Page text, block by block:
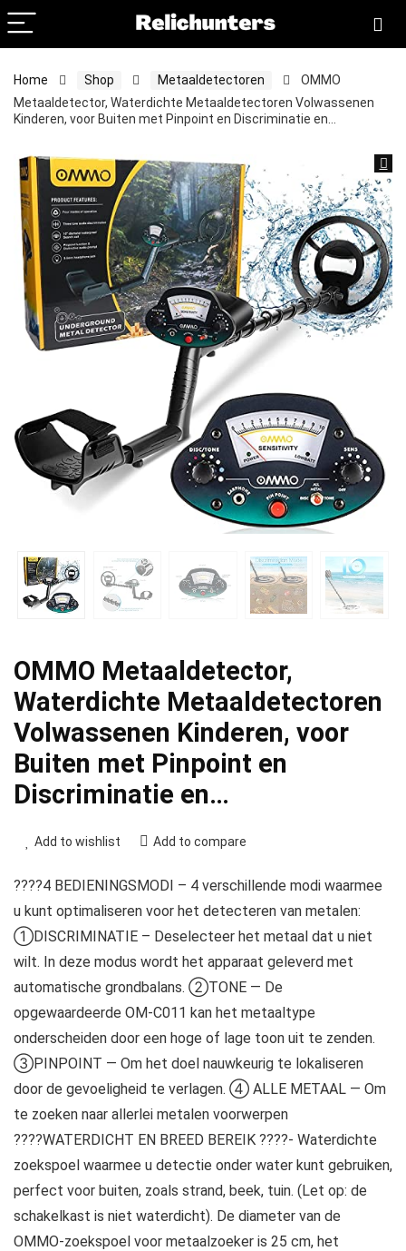
Home Shop Metaaldetectoren
OMMO
Metaaldetector, Waterdichte Metaaldetectoren Volwassenen
Kinderen, voor Buiten met Pinpoint en Discriminatie en…
OMMO Metaaldetector,
Waterdichte Metaaldetectoren
Volwassenen Kinderen, voor
Buiten met Pinpoint en
Discriminatie en…
Add to wishlist Add to compare
????4 BEDIENINGSMODI – 4 verschillende modi waarmee
u kunt optimaliseren voor het detecteren van metalen:
①DISCRIMINATIE – Deselecteer het metaal dat u niet
wilt. In deze modus wordt het apparaat geleverd met
automatische grondbalans. ②TONE — De
opgewaardeerde OM-C011 kan het metaaltype
onderscheiden door een hoge of lage toon uit te zenden.
③PINPOINT — Om het doel nauwkeurig te lokaliseren
door de gevoeligheid te verlagen. ④ ALLE METAAL — Om
te zoeken naar allerlei metalen voorwerpen
????WATERDICHT EN BREED BEREIK ????- Waterdichte
zoekspoel waarmee u detectie onder water kunt gebruiken,
perfect voor buiten, zoals strand, beek, tuin. (Let op: de
schakelkast is niet waterdicht). De diameter van de
OMMO-zoekspoel voor metaalzoeker is 25 cm, het